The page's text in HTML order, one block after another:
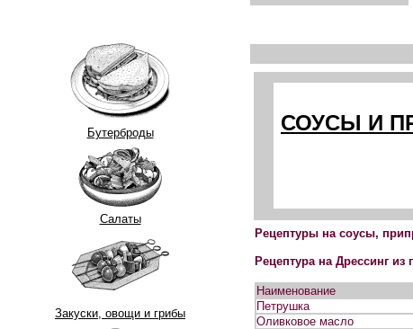
Бутерброды
Салаты
Закуски, овощи и грибы
СОУСЫ И
Рецептуры на соусы,
Рецептура на Дрессинг
Наименование
Петрушка
Оливковое масло